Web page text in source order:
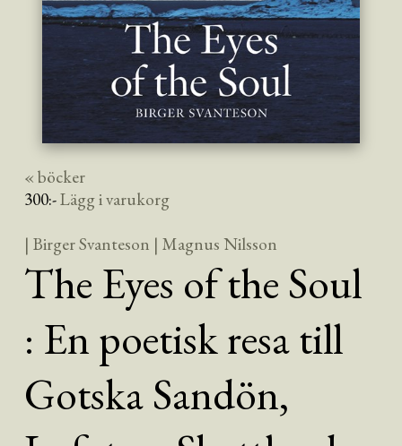
« böcker
300:-Lägg i varukorg
| Birger Svanteson | Magnus Nilsson
The Eyes of the Soul
: En poetisk resa till
Gotska Sandön,